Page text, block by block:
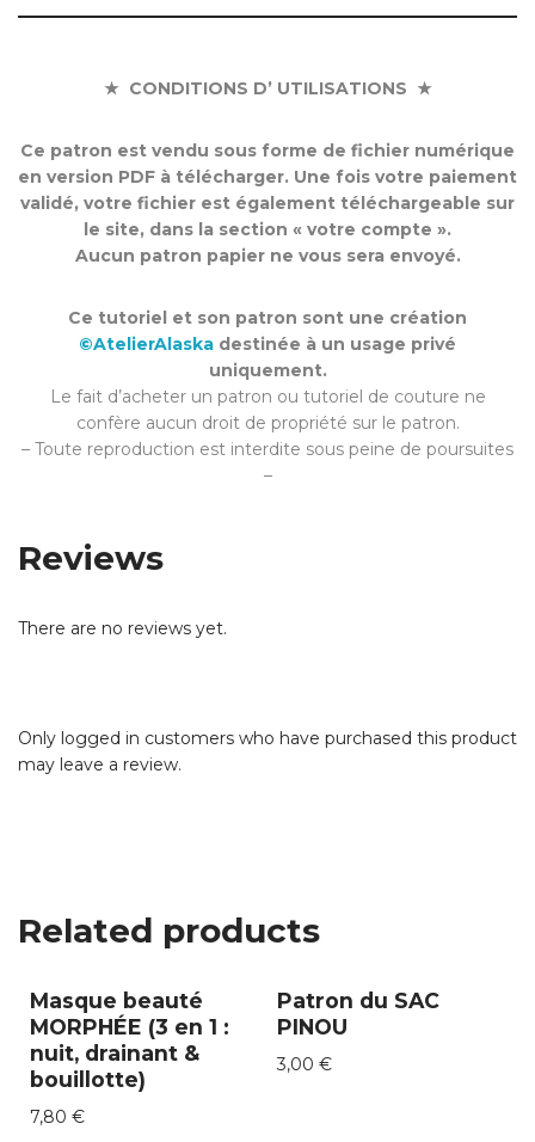
★ CONDITIONS D’ UTILISATIONS ★
Ce patron est vendu sous forme de fichier numérique
en version PDF à télécharger. Une fois votre paiement
validé, votre fichier est également téléchargeable sur
le site, dans la section « votre compte ».
Aucun patron papier ne vous sera envoyé.
Ce tutoriel et son patron sont une création
©AtelierAlaska destinée à un usage privé
uniquement.
Le fait d’acheter un patron ou tutoriel de couture ne
confère aucun droit de propriété sur le patron.
– Toute reproduction est interdite sous peine de poursuites
–
Reviews
There are no reviews yet.
Only logged in customers who have purchased this product
may leave a review.
Related products
Masque beauté
MORPHÉE (3 en 1 :
nuit, drainant &
bouillotte)
7,80 €
Patron du SAC
PINOU
3,00 €